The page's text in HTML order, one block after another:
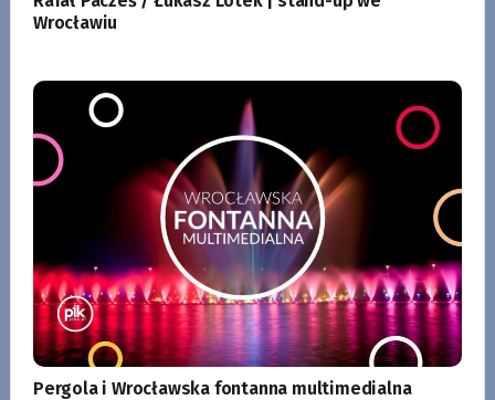
Wrocławiu
Pergola i Wrocławska fontanna multimedialna